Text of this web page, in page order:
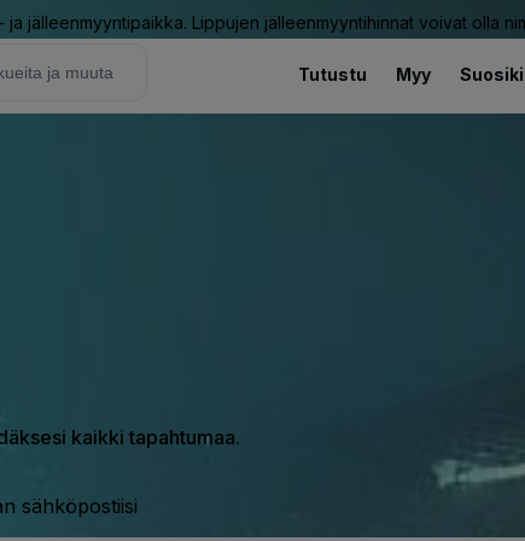
ja jälleenmyyntipaikka. Lippujen jälleenmyyntihinnat voivat olla
Tutustu Myy
kaikki tapahtumaa.
sähköpostiisi